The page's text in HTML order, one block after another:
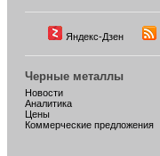
Яндекс-Дзен
Черные металлы
Новости
Аналитика
Цены
Коммерческие предложения